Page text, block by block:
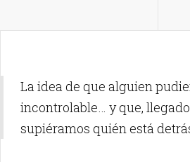
La idea de que alguien
incontrolable… y que,
supiéramos quién está